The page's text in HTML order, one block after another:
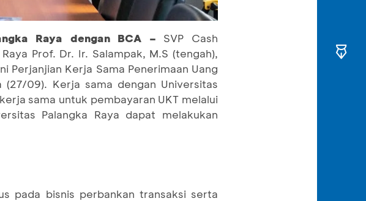
Raya dengan BCA – SVP Cash
Prof. Dr. Ir. Salampak, M.S (tengah),
Perjanjian Kerja Sama Penerimaan Uang
(27/09). Kerja sama dengan Universitas
sama untuk pembayaran UKT melalui
Palangka Raya dapat melakukan
pada bisnis perbankan transaksi serta